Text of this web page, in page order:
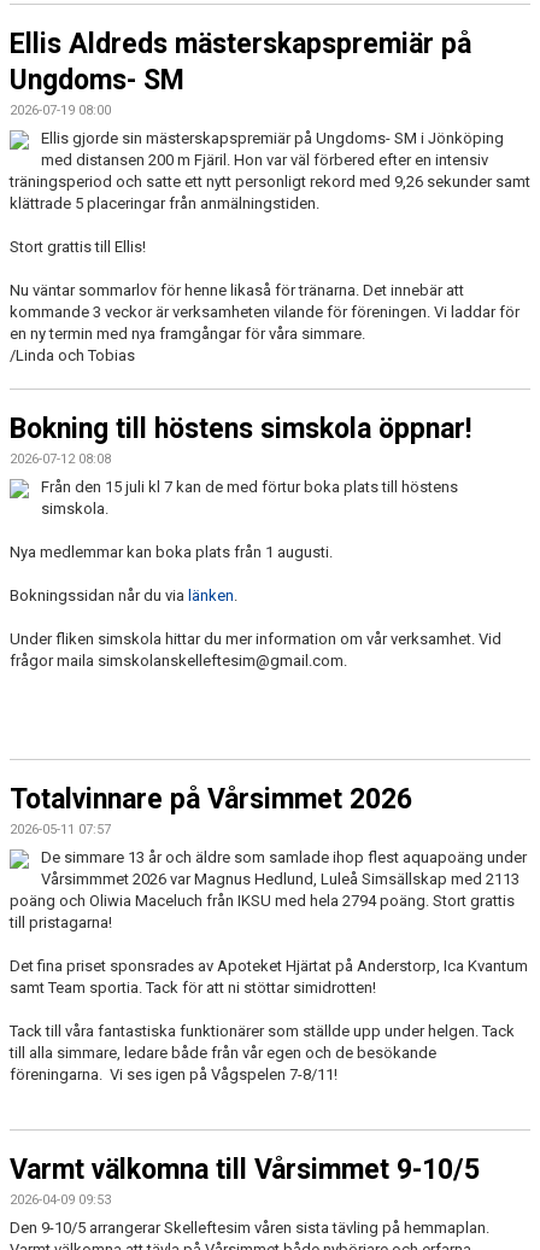
Ellis Aldreds mästerskapspremiär på
Ungdoms- SM
2026-07-19 08:00
Ellis gjorde sin mästerskapspremiär på Ungdoms- SM i Jönköping
med distansen 200 m Fjäril. Hon var väl förbered efter en intensiv
träningsperiod och satte ett nytt personligt rekord med 9,26 sekunder samt
klättrade 5 placeringar från anmälningstiden.
Stort grattis till Ellis!
Nu väntar sommarlov för henne likaså för tränarna. Det innebär att
kommande 3 veckor är verksamheten vilande för föreningen. Vi laddar för
en ny termin med nya framgångar för våra simmare.
/Linda och Tobias
Bokning till höstens simskola öppnar!
2026-07-12 08:08
Från den 15 juli kl 7 kan de med förtur boka plats till höstens
simskola.
Nya medlemmar kan boka plats från 1 augusti.
Bokningssidan når du via länken.
Under fliken simskola hittar du mer information om vår verksamhet. Vid
frågor maila simskolanskelleftesim@gmail.com.
Totalvinnare på Vårsimmet 2026
2026-05-11 07:57
De simmare 13 år och äldre som samlade ihop flest aquapoäng under
Vårsimmmet 2026 var Magnus Hedlund, Luleå Simsällskap med 2113
poäng och Oliwia Maceluch från IKSU med hela 2794 poäng. Stort grattis
till pristagarna!
Det fina priset sponsrades av Apoteket Hjärtat på Anderstorp, Ica Kvantum
samt Team sportia. Tack för att ni stöttar simidrotten!
Tack till våra fantastiska funktionärer som ställde upp under helgen. Tack
till alla simmare, ledare både från vår egen och de besökande
föreningarna. Vi ses igen på Vågspelen 7-8/11!
Varmt välkomna till Vårsimmet 9-10/5
2026-04-09 09:53
Den 9-10/5 arrangerar Skelleftesim våren sista tävling på hemmaplan.